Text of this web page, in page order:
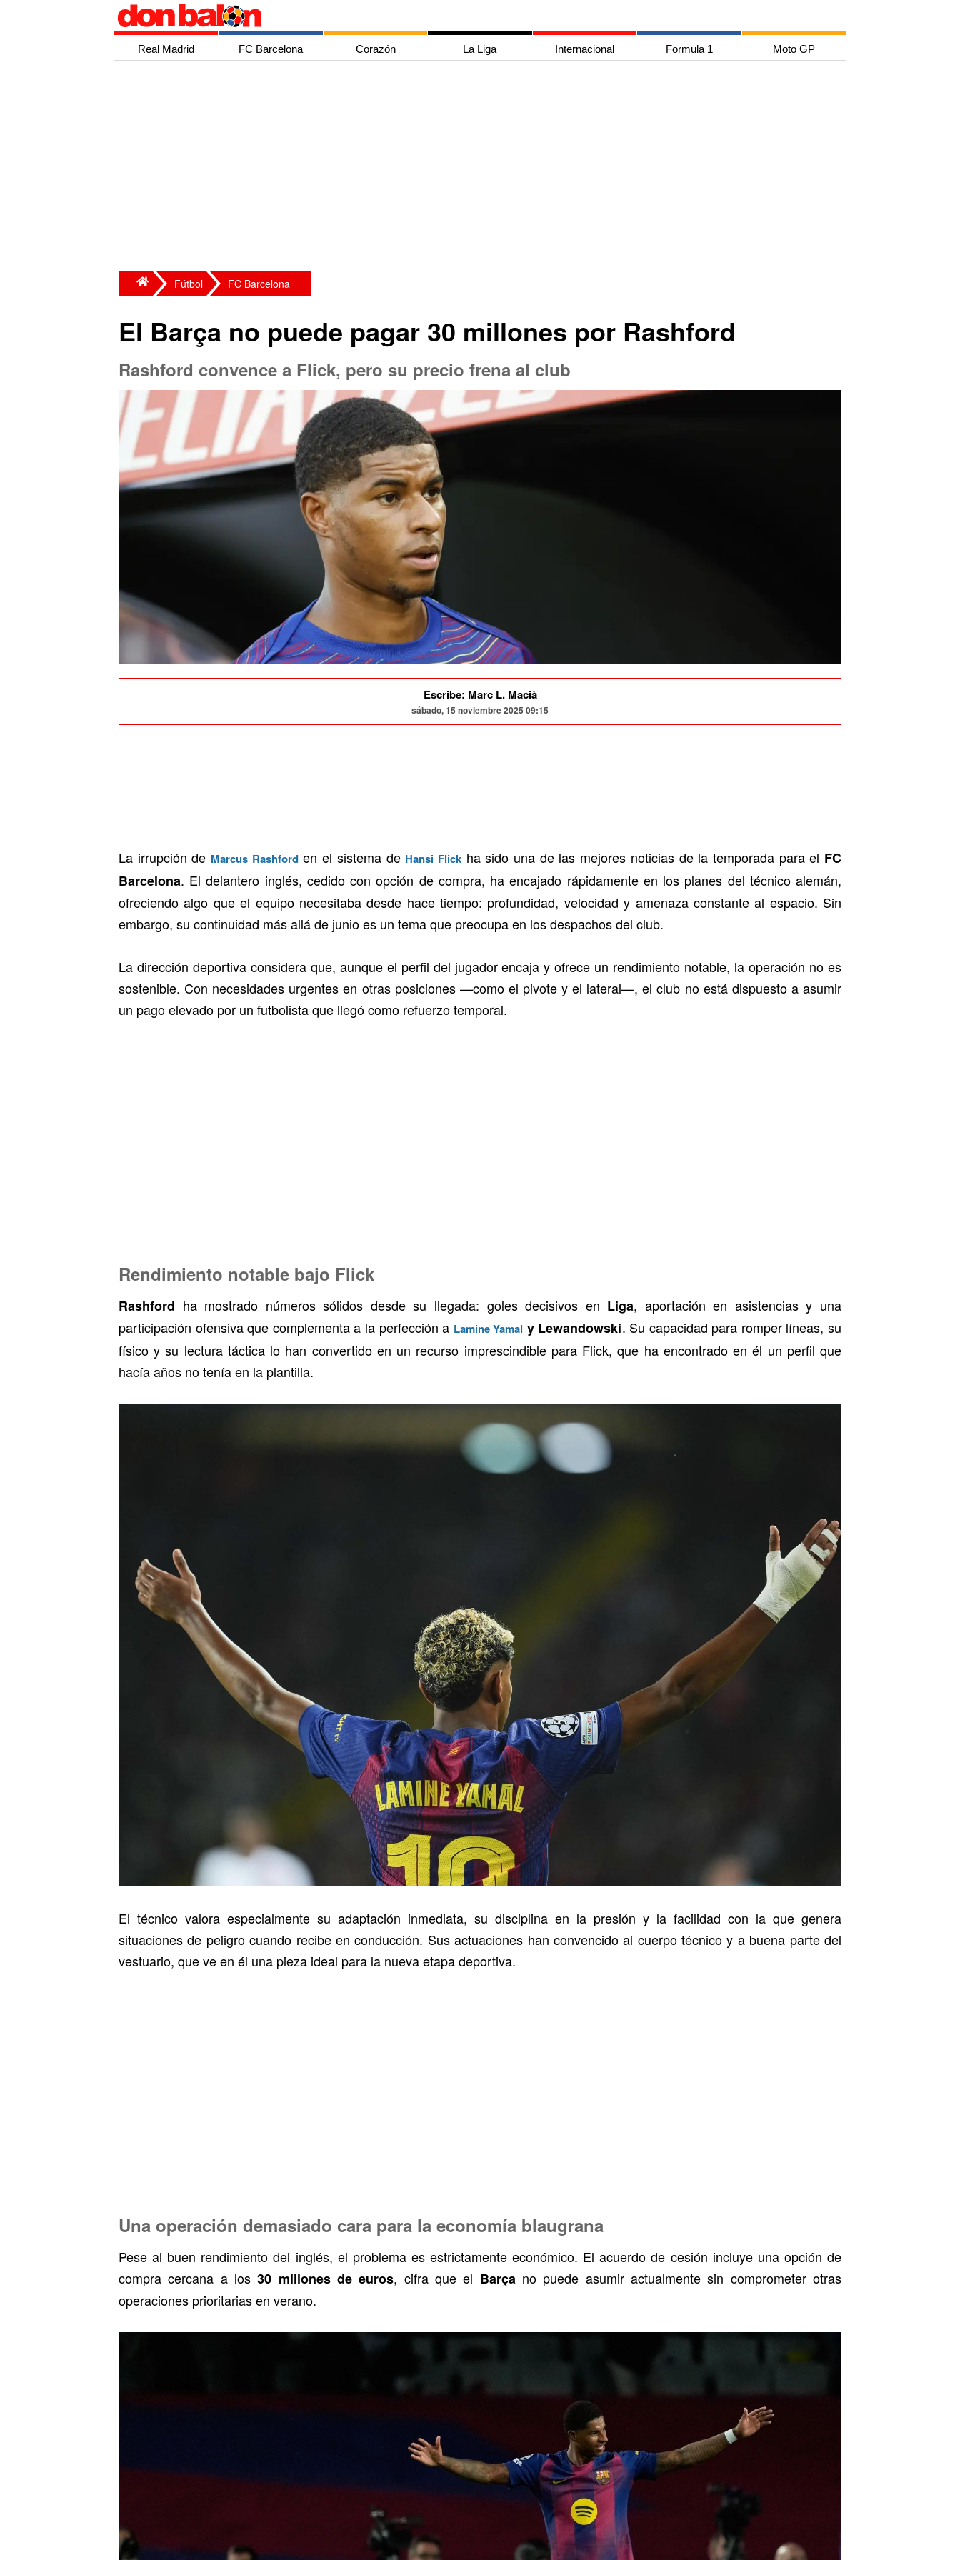
Real Madrid FC Barcelona Corazón La Liga Internacional Formula 1 Moto GP
Fútbol FC Barcelona
El Barça no puede pagar 30 millones por Rashford
Rashford convence a Flick, pero su precio frena al club
Escribe: Marc L. Macià
sábado, 15 noviembre 2025 09:15
La irrupción de Marcus Rashforden el sistema de Hansi Flickha sido una de las mejores noticias de la temporada para el FC
Barcelona. El delantero inglés, cedido con opción de compra, ha encajado rápidamente en los planes del técnico alemán,
ofreciendo algo que el equipo necesitaba desde hace tiempo: profundidad, velocidad y amenaza constante al espacio. Sin
embargo, su continuidad más allá de junio es un tema que preocupa en los despachos del club.
La dirección deportiva considera que, aunque el perfil del jugador encaja y ofrece un rendimiento notable, la operación no es
sostenible. Con necesidades urgentes en otras posiciones —como el pivote y el lateral—, el club no está dispuesto a asumir
un pago elevado por un futbolista que llegó como refuerzo temporal.
Rendimiento notable bajo Flick
Rashford ha mostrado números sólidos desde su llegada: goles decisivos en Liga, aportación en asistencias y una
participación ofensiva que complementa a la perfección a Lamine Yamal y Lewandowski. Su capacidad para romper líneas, su
físico y su lectura táctica lo han convertido en un recurso imprescindible para Flick, que ha encontrado en él un perfil que
hacía años no tenía en la plantilla.
El técnico valora especialmente su adaptación inmediata, su disciplina en la presión y la facilidad con la que genera
situaciones de peligro cuando recibe en conducción. Sus actuaciones han convencido al cuerpo técnico y a buena parte del
vestuario, que ve en él una pieza ideal para la nueva etapa deportiva.
Una operación demasiado cara para la economía blaugrana
Pese al buen rendimiento del inglés, el problema es estrictamente económico. El acuerdo de cesión incluye una opción de
compra cercana a los30 millones de euros, cifra que el Barça no puede asumir actualmente sin comprometer otras
operaciones prioritarias en verano.